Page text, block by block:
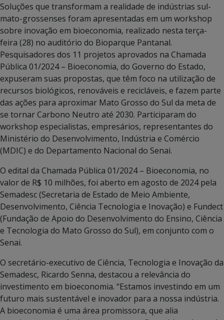
Soluções que transformam a realidade de indústrias sul-
mato-grossenses foram apresentadas em um workshop
sobre inovação em bioeconomia, realizado nesta terça-
feira (28) no auditório do Bioparque Pantanal.
Pesquisadores dos 11 projetos aprovados na Chamada
Pública 01/2024 – Bioeconomia, do Governo do Estado,
expuseram suas propostas, que têm foco na utilização de
recursos biológicos, renováveis e recicláveis, e fazem parte
das ações para aproximar Mato Grosso do Sul da meta de
se tornar Carbono Neutro até 2030. Participaram do
workshop especialistas, empresários, representantes do
Ministério do Desenvolvimento, Indústria e Comércio
(MDIC) e do Departamento Nacional do Senai.
O edital da Chamada Pública 01/2024 – Bioeconomia, no
valor de R$ 10 milhões, foi aberto em agosto de 2024 pela
Semadesc (Secretaria de Estado de Meio Ambiente,
Desenvolvimento, Ciência Tecnologia e Inovação) e Fundect
(Fundação de Apoio do Desenvolvimento do Ensino, Ciência
e Tecnologia do Mato Grosso do Sul), em conjunto com o
Senai.
O secretário-executivo de Ciência, Tecnologia e Inovação da
Semadesc, Ricardo Senna, destacou a relevância do
investimento em bioeconomia. “Estamos investindo em um
futuro mais sustentável e inovador para a nossa indústria.
A bioeconomia é uma área promissora, que alia